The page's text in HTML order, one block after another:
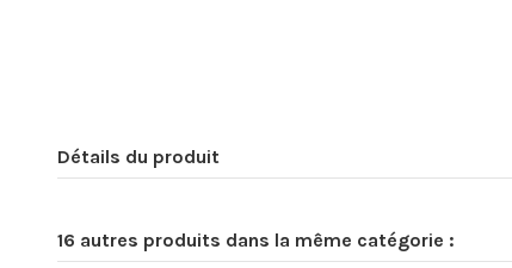
Détails du produit
16 autres produits dans la même catégorie :